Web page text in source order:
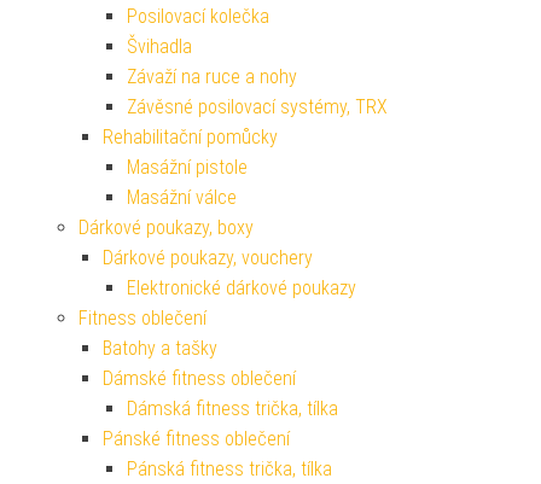
Posilovací kolečka
Švihadla
Závaží na ruce a nohy
Závěsné posilovací systémy, TRX
Rehabilitační pomůcky
Masážní pistole
Masážní válce
Dárkové poukazy, boxy
Dárkové poukazy, vouchery
Elektronické dárkové poukazy
Fitness oblečení
Batohy a tašky
Dámské fitness oblečení
Dámská fitness trička, tílka
Pánské fitness oblečení
Pánská fitness trička, tílka